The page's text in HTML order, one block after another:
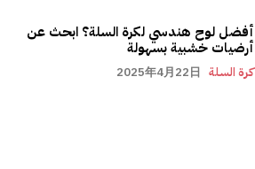
أفضل لوح هندسي لكرة السلة؟ ابحث عن
أرضيات خشبية بسهولة
كرة السلة 2025年4月22日